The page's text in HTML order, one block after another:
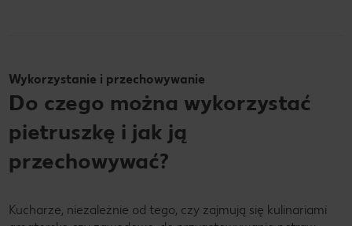
Wykorzystanie i przechowywanie
Do czego można wykorzystać
pietruszkę i jak ją
przechowywać?
Kucharze, niezależnie od tego, czy zajmują się kulinariami